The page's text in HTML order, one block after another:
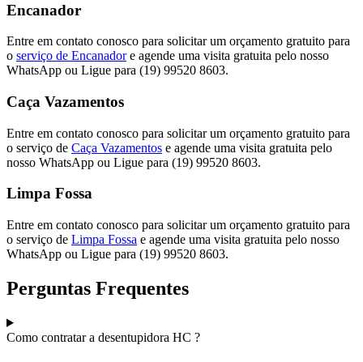
Encanador
Entre em contato conosco para solicitar um orçamento gratuito para
o serviço de Encanadore agende uma visita gratuita pelo nosso
WhatsApp ou Ligue para (19) 99520 8603.
Caça Vazamentos
Entre em contato conosco para solicitar um orçamento gratuito para
o serviço de Caça Vazamentos e agende uma visita gratuita pelo
nosso WhatsApp ou Ligue para (19) 99520 8603.
Limpa Fossa
Entre em contato conosco para solicitar um orçamento gratuito para
o serviço de Limpa Fossa e agende uma visita gratuita pelo nosso
WhatsApp ou Ligue para (19) 99520 8603.
Perguntas Frequentes
Como contratar a desentupidora HC ?